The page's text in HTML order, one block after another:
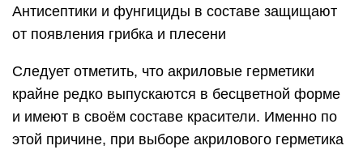
Антисептики и фунгициды в составе защищают
от появления грибка и плесени
Следует отметить, что акриловые герметики
крайне редко выпускаются в бесцветной форме
и имеют в своём составе красители. Именно по
этой причине, при выборе акрилового герметика